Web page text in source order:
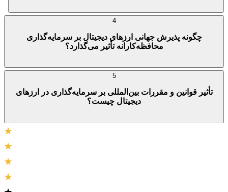
چگونه پذیرش جهانی ارزهای دیجیتال بر سرمایه‌گذاری
محافظه‌کارانه تأثیر می‌گذارد؟
تأثیر قوانین و مقررات بین‌المللی بر سرمایه‌گذاری در ارزهای
دیجیتال چیست؟